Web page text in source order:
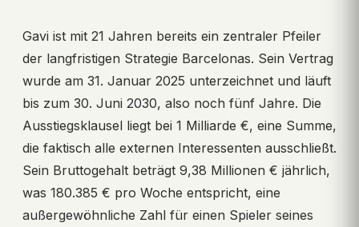
Gavi ist mit 21 Jahren bereits ein zentraler Pfeiler
der langfristigen Strategie Barcelonas. Sein Vertrag
wurde am 31. Januar 2025 unterzeichnet und läuft
bis zum 30. Juni 2030, also noch fünf Jahre. Die
Ausstiegsklausel liegt bei 1 Milliarde €, eine Summe,
die faktisch alle externen Interessenten ausschließt.
Sein Bruttogehalt beträgt 9,38 Millionen € jährlich,
was 180.385 € pro Woche entspricht, eine
außergewöhnliche Zahl für einen Spieler seines